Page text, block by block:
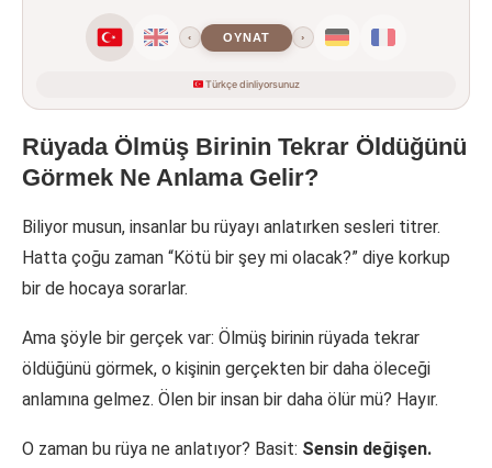
‹ OYNAT ›
Türkçe dinliyorsunuz
Rüyada Ölmüş Birinin Tekrar Öldüğünü
Görmek Ne Anlama Gelir?
Biliyor musun, insanlar bu rüyayı anlatırken sesleri titrer.
Hatta çoğu zaman “Kötü bir şey mi olacak?” diye korkup
bir de hocaya sorarlar.
Ama şöyle bir gerçek var: Ölmüş birinin rüyada tekrar
öldüğünü görmek, o kişinin gerçekten bir daha öleceği
anlamına gelmez. Ölen bir insan bir daha ölür mü? Hayır.
O zaman bu rüya ne anlatıyor? Basit: Sensin değişen.